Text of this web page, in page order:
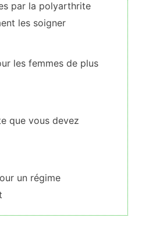
par la polyarthrite
les soigner
les femmes de plus
que vous devez
un régime